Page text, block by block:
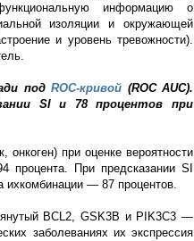
информацию о
изоляции и окружающей
и уровень тревожности).
под ROC-кривой (ROC AUC).
SI и 78 процентов при
онкоген) при оценке вероятности
процента. При предсказании SI
ихкомбинации — 87 процентов.
BCL2, GSK3B и PIK3C3 —
заболеваниях их экспрессия